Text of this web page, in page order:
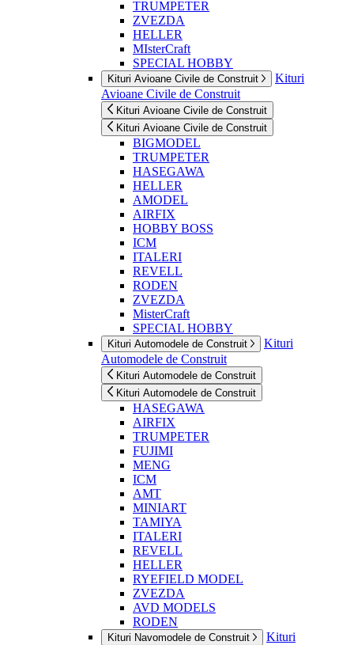
TRUMPETER
ZVEZDA
HELLER
MIsterCraft
SPECIAL HOBBY
Kituri Avioane Civile de Construit
Kituri
Avioane Civile de Construit
Kituri Avioane Civile de Construit
Kituri Avioane Civile de Construit
BIGMODEL
TRUMPETER
HASEGAWA
HELLER
AMODEL
AIRFIX
HOBBY BOSS
ICM
ITALERI
REVELL
RODEN
ZVEZDA
MisterCraft
SPECIAL HOBBY
Kituri Automodele de Construit
Kituri
Automodele de Construit
Kituri Automodele de Construit
Kituri Automodele de Construit
HASEGAWA
AIRFIX
TRUMPETER
FUJIMI
MENG
ICM
AMT
MINIART
TAMIYA
ITALERI
REVELL
HELLER
RYEFIELD MODEL
ZVEZDA
AVD MODELS
RODEN
Kituri Navomodele de Construit
Kituri